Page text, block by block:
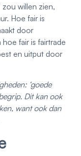
zou willen zien,
Hoe fair is
door
fair is fairtrade
en uitput door
‘goede
Dit kan ook
want ook dan